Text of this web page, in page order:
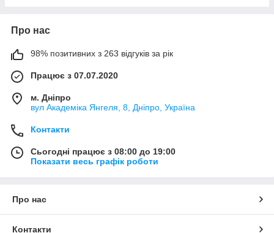
Про нас
98% позитивних з 263 відгуків за рік
Працює з 07.07.2020
м. Дніпро
вул Академіка Янгеля, 8, Дніпро, Україна
Контакти
Сьогодні працює з 08:00 до 19:00
Показати весь графік роботи
Про нас
Контакти